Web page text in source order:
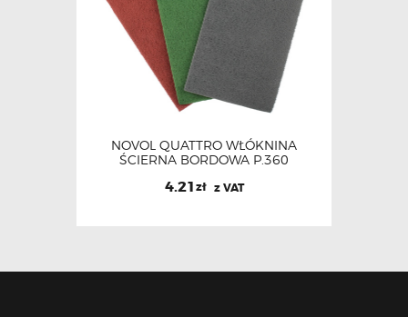
NOVOL QUATTRO WŁÓKNINA
ŚCIERNA BORDOWA P.360
4.21zł z VAT